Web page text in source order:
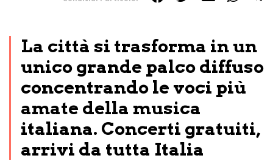
La città si trasforma in un
unico grande palco diffuso
concentrando le voci più
amate della musica
italiana. Concerti gratuiti,
arrivi da tutta Italia